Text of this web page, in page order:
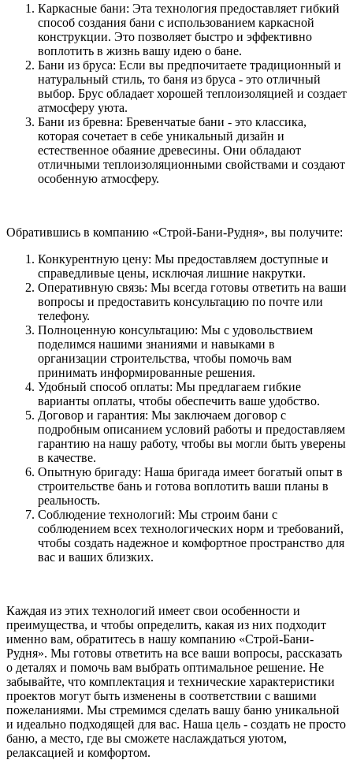
Каркасные бани: Эта технология предоставляет гибкий
способ создания бани с использованием каркасной
конструкции. Это позволяет быстро и эффективно
воплотить в жизнь вашу идею о бане.
Бани из бруса: Если вы предпочитаете традиционный и
натуральный стиль, то баня из бруса - это отличный
выбор. Брус обладает хорошей теплоизоляцией и создает
атмосферу уюта.
Бани из бревна: Бревенчатые бани - это классика,
которая сочетает в себе уникальный дизайн и
естественное обаяние древесины. Они обладают
отличными теплоизоляционными свойствами и создают
особенную атмосферу.
Обратившись в компанию «Строй-Бани-Рудня», вы получите:
Конкурентную цену: Мы предоставляем доступные и
справедливые цены, исключая лишние накрутки.
Оперативную связь: Мы всегда готовы ответить на ваши
вопросы и предоставить консультацию по почте или
телефону.
Полноценную консультацию: Мы с удовольствием
поделимся нашими знаниями и навыками в
организации строительства, чтобы помочь вам
принимать информированные решения.
Удобный способ оплаты: Мы предлагаем гибкие
варианты оплаты, чтобы обеспечить ваше удобство.
Договор и гарантия: Мы заключаем договор с
подробным описанием условий работы и предоставляем
гарантию на нашу работу, чтобы вы могли быть уверены
в качестве.
Опытную бригаду: Наша бригада имеет богатый опыт в
строительстве бань и готова воплотить ваши планы в
реальность.
Соблюдение технологий: Мы строим бани с
соблюдением всех технологических норм и требований,
чтобы создать надежное и комфортное пространство для
вас и ваших близких.
Каждая из этих технологий имеет свои особенности и
преимущества, и чтобы определить, какая из них подходит
именно вам, обратитесь в нашу компанию «Строй-Бани-
Рудня». Мы готовы ответить на все ваши вопросы, рассказать
о деталях и помочь вам выбрать оптимальное решение. Не
забывайте, что комплектация и технические характеристики
проектов могут быть изменены в соответствии с вашими
пожеланиями. Мы стремимся сделать вашу баню уникальной
и идеально подходящей для вас. Наша цель - создать не просто
баню, а место, где вы сможете наслаждаться уютом,
релаксацией и комфортом.